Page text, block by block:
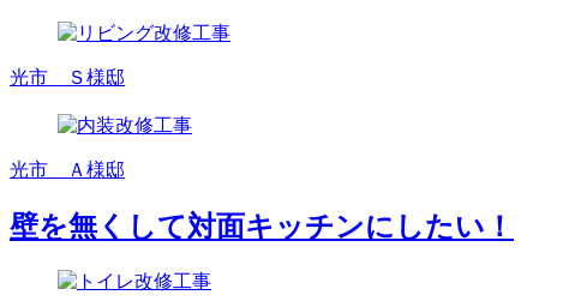
光市 Ｓ様邸
光市 Ａ様邸
壁を無くして対面キッチンにしたい！